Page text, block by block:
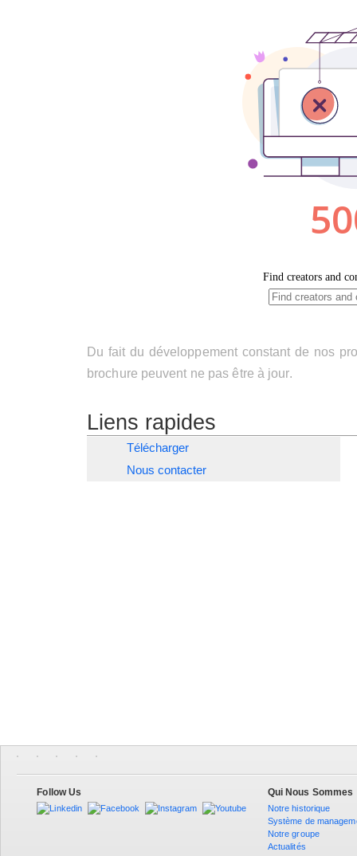
Du fait du développement constant de nos
brochure peuvent ne pas être à jour.
Liens rapides
Télécharger
Nous contacter
Follow Us Qui Nous Sommes
Notre historique
Système de
Notre groupe
Actualités